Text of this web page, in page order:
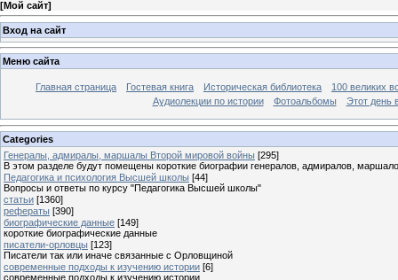
[Мой сайт]
Вход на сайт
Меню сайта
Главная страница Гостевая книга Историческая библиотека
100 великих
Аудиолекции по истории
Фотоальбомы Этот день
Categories
Генералы, адмиралы, маршалы Второй мировой войны [295]
В этом разделе будут помещены короткие биографии генералов, адмиралов,
Педагогика и психология Высшей школы [44]
Вопросы и ответы по курсу "Педагогика Высшей школы"
статьи [1360]
рефераты [390]
биографические данные [149]
короткие биографические данные
писатели-орловцы [123]
Писатели так или иначе связанные с Орловщиной
современные подходы к изучению истории [6]
современные подходы к изучению истории